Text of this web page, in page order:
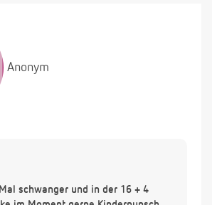
Anonym
schwanger und in der 16 + 4